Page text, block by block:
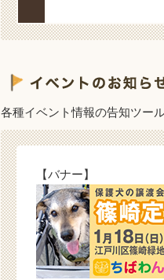
各種イベント情報の告知ツー
【バナー】